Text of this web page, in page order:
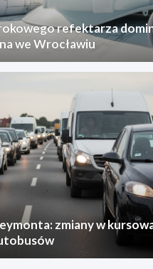
refektarza
we Wrocławiu
zmiany w